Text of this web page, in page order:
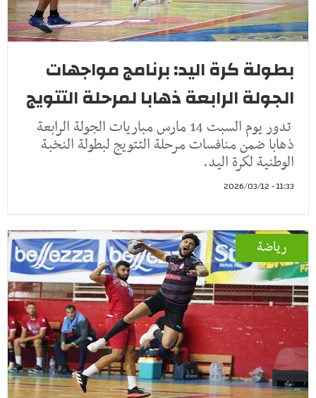
بطولة كرة اليد: برنامج مواجهات
الجولة الرابعة ذهابا لمرحلة التتويج
تدور يوم السبت 14 مارس مباريات الجولة الرابعة
ذهابا ضمن منافسات مرحلة التتويج لبطولة النخبة
الوطنية لكرة اليد.
11:33 - 2026/03/12
رياضة